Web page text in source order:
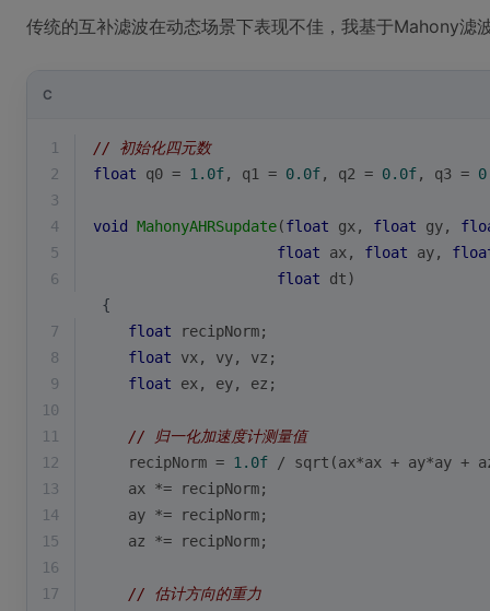
传统的互补滤波在动态场景下表现不佳，我基于Mahony滤
C
1
// 初始化四元数
2
float q0 = 1.0f, q1 = 0.0f, q2 = 0.0f, q3 =
3
4
void MahonyAHRSupdate(float gx, float gy,
5
float ax, float ay,
6
float dt)
{
7
float recipNorm;
8
float vx, vy, vz;
9
float ex, ey, ez;
10
11
// 归一化加速度计测量值
12
    recipNorm =
1.0f / sqrt (ax*ax + ay*ay +
13
    ax *= recipNorm;
14
    ay *= recipNorm;
15
    az *= recipNorm;
16
17
// 估计方向的重力